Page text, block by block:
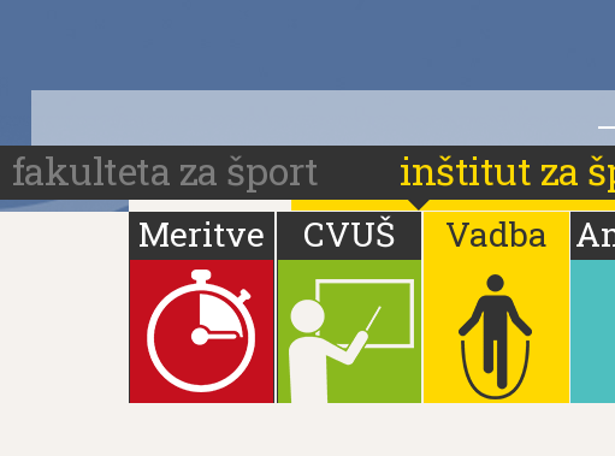
fakulteta za šport inštitut za
Meritve CVUŠ Vadba